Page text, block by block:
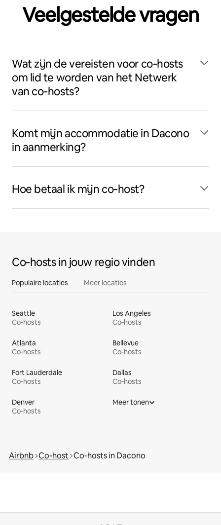
Veelgestelde vragen
Wat zijn de vereisten voor co‑hosts
om lid te worden van het Netwerk
van co‑hosts?
Komt mijn accommodatie in Dacono
in aanmerking?
Hoe betaal ik mijn co‑host?
Co‑hosts in jouw regio vinden
Populaire locaties Meer locaties
Seattle
Co‑hosts
Los Angeles
Co‑hosts
Atlanta
Co‑hosts
Bellevue
Co‑hosts
Fort Lauderdale
Co‑hosts
Dallas
Co‑hosts
Denver
Co‑hosts
Meer tonen
Airbnb Co‑host Co‑hosts in Dacono